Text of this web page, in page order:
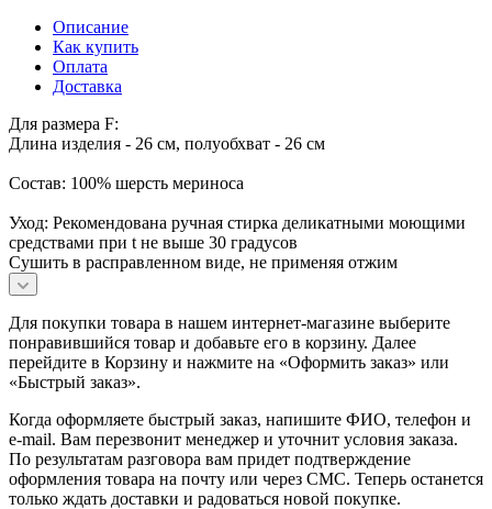
Описание
Как купить
Оплата
Доставка
Для размера F:
Длина изделия - 26 см, полуобхват - 26 см
Состав: 100% шерсть мериноса
Уход: Рекомендована ручная стирка деликатными моющими
средствами при t не выше 30 градусов
Сушить в расправленном виде, не применяя отжим
Для покупки товара в нашем интернет-магазине выберите
понравившийся товар и добавьте его в корзину. Далее
перейдите в Корзину и нажмите на «Оформить заказ» или
«Быстрый заказ».
Когда оформляете быстрый заказ, напишите ФИО, телефон и
e-mail. Вам перезвонит менеджер и уточнит условия заказа.
По результатам разговора вам придет подтверждение
оформления товара на почту или через СМС. Теперь останется
только ждать доставки и радоваться новой покупке.